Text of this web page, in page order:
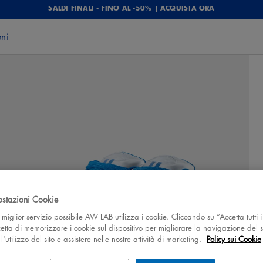
SALDI FINALI - FINO AL -50% | ACQUISTA ORA
Cookie
servizio possibile AW LAB utilizza i cookie. Cliccando su “Accetta tutti i
di memorizzare i cookie sul dispositivo per migliorare la navigazione del
del sito e assistere nelle nostre attività di marketing. Policy sui Cookie